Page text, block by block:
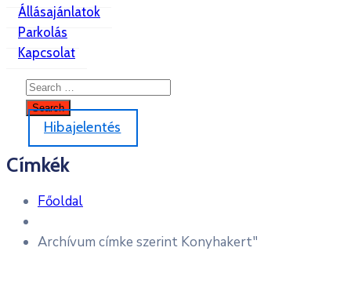
Állásajánlatok
Parkolás
Kapcsolat
Hibajelentés
Címkék
Főoldal
Archívum címke szerint Konyhakert"